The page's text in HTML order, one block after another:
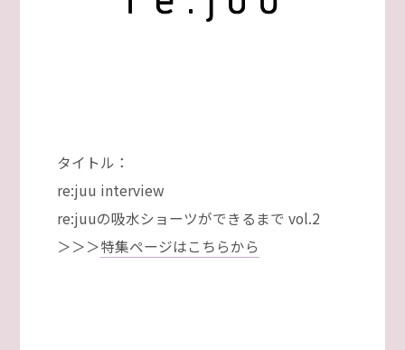
タイトル：
re:juu interview
re:juuの吸水ショーツができるまで vol.2
＞＞＞特集ページはこちらから